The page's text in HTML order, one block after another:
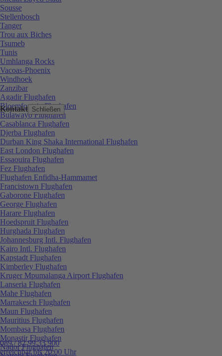
Kontakt Schließen
089 / 82 99 33 900
erreichbar bis 20:00 Uhr
Sousse
Stellenbosch
Tanger
Trou aux Biches
Tsumeb
Tunis
Umhlanga Rocks
Vacoas-Phoenix
Windhoek
Zanzibar
Agadir Flughafen
Bloemfontein Flughafen
Bulawayo Flughafen
Casablanca Flughafen
Djerba Flughafen
Durban King Shaka International Flughafen
East London Flughafen
Essaouira Flughafen
Fez Flughafen
Flughafen Enfidha-Hammamet
Francistown Flughafen
Gaborone Flughafen
George Flughafen
Harare Flughafen
Hoedspruit Flughafen
Hurghada Flughafen
Johannesburg Intl. Flughafen
Kairo Intl. Flughafen
Kapstadt Flughafen
Kimberley Flughafen
Kruger Mpumalanga Airport Flughafen
Lanseria Flughafen
Mahe Flughafen
Marrakesch Flughafen
Maun Flughafen
Mauritius Flughafen
Mombasa Flughafen
Monastir Flughafen
Nador Flughafen